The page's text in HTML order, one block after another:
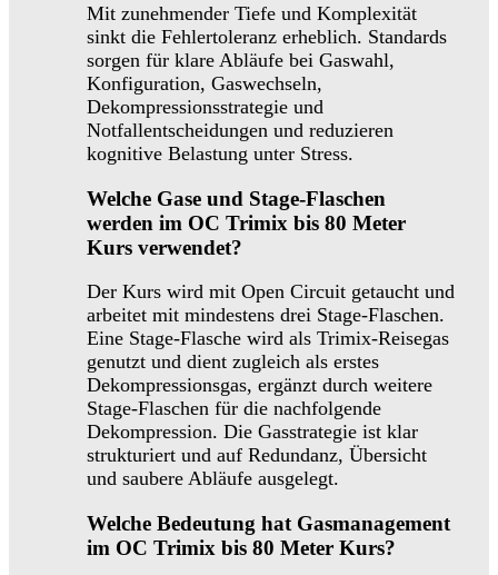
Mit zunehmender Tiefe und Komplexität
sinkt die Fehlertoleranz erheblich. Standards
sorgen für klare Abläufe bei Gaswahl,
Konfiguration, Gaswechseln,
Dekompressionsstrategie und
Notfallentscheidungen und reduzieren
kognitive Belastung unter Stress.
Welche Gase und Stage-Flaschen
werden im OC Trimix bis 80 Meter
Kurs verwendet?
Der Kurs wird mit Open Circuit getaucht und
arbeitet mit mindestens drei Stage-Flaschen.
Eine Stage-Flasche wird als Trimix-Reisegas
genutzt und dient zugleich als erstes
Dekompressionsgas, ergänzt durch weitere
Stage-Flaschen für die nachfolgende
Dekompression. Die Gasstrategie ist klar
strukturiert und auf Redundanz, Übersicht
und saubere Abläufe ausgelegt.
Welche Bedeutung hat Gasmanagement
im OC Trimix bis 80 Meter Kurs?